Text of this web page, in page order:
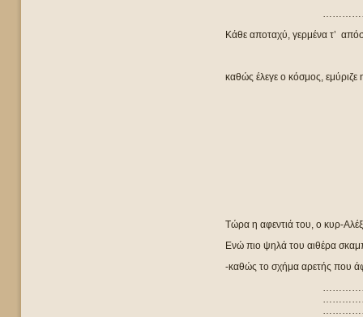
Κάθε αποταχύ, γερμένα τ’
καθώς έλεγε ο κόσμος,
Τώρα η αφεντιά του, ο κυρ-
Ενώ πιο ψηλά του αιθέρα
-καθώς το σχήμα αρετής που